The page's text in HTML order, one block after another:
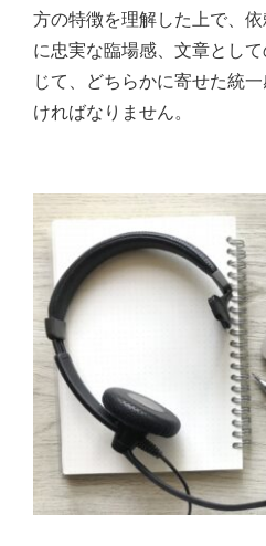
方の特徴を理解した上で、
に忠実な臨場感、文章とし
じて、どちらかに寄せた統
ければなりません。